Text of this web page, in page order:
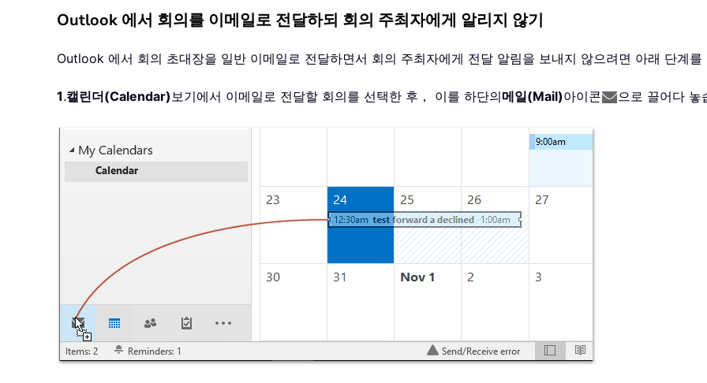
Outlook 에서 회의를 이메일로 전달하되 회의 주최자에게 알리지 않기
Outlook 에서 회의 초대장을 일반 이메일로 전달하면서 회의 주최자에게 전달 알림을 보내지 않으려면 아래 단계를
1.캘린더(Calendar)보기에서 이메일로 전달할 회의를 선택한 후， 이를 하단의메일(Mail)아이콘 으로 끌어다 놓